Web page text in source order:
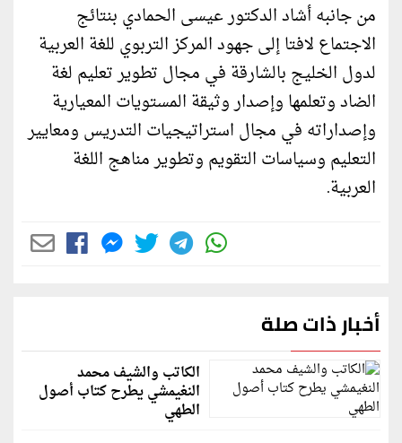
من جانبه أشاد الدكتور عيسى الحمادي بنتائج
الاجتماع لافتا إلى جهود المركز التربوي للغة العربية
لدول الخليج بالشارقة في مجال تطوير تعليم لغة
الضاد وتعلمها وإصدار وثيقة المستويات المعيارية
وإصداراته في مجال استراتيجيات التدريس ومعايير
التعليم وسياسات التقويم وتطوير مناهج اللغة
العربية.
أخبار ذات صلة
الكاتب والشيف محمد
النغيمشي يطرح كتاب أصول
الطهي